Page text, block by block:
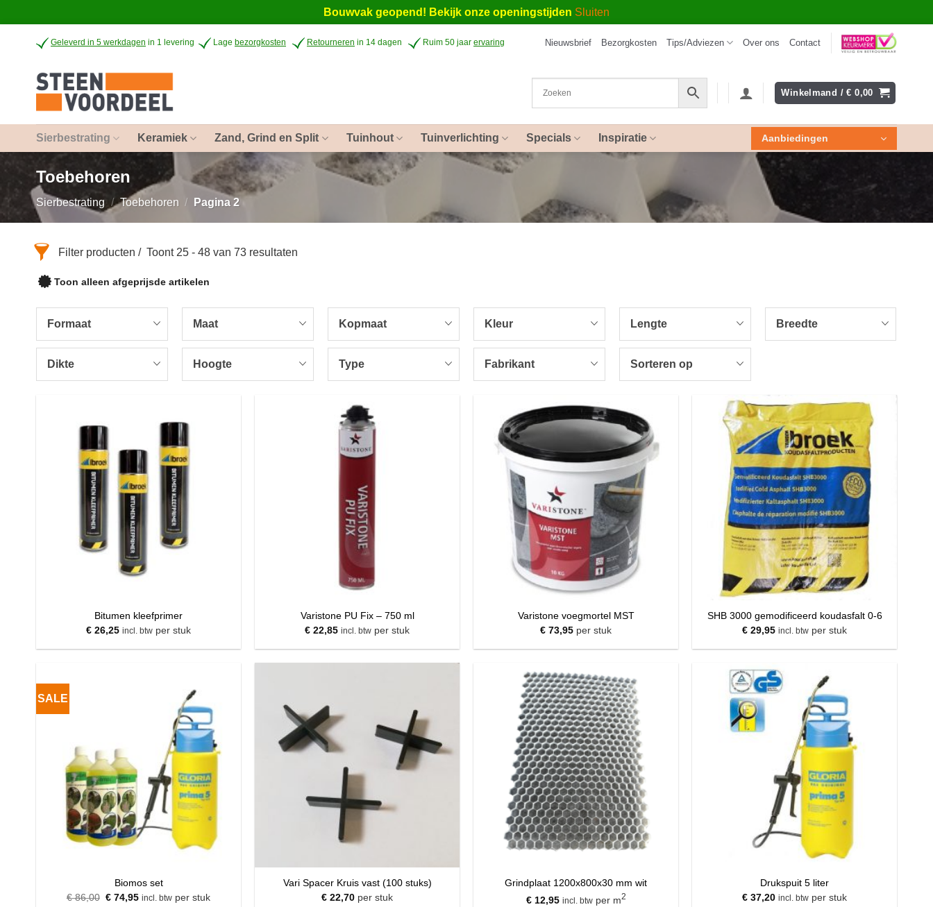
Bouwvak geopend! Bekijk onze openingstijden Sluiten
Geleverd in 5 werkdagen in 1 levering Lage bezorgkosten Retourneren in 14 dagen Ruim 50 jaar ervaring Nieuwsbrief Bezorgkosten Tips/Adviezen Over ons Contact
Winkelmand /€ 0,00
Sierbestrating Keramiek Zand, Grind en Split Tuinhout Tuinverlichting Specials Inspiratie Aanbiedingen
Toebehoren
Sierbestrating / Toebehoren / Pagina 2
Filter producten Toont 25 - 48 van 73 resultaten
Toon alleen afgeprijsde artikelen
Formaat Maat Kopmaat Kleur Lengte Breedte
Dikte Hoogte Type Fabrikant Sorteren op
Bitumen kleefprimer
€ 26,25 incl. btw per stuk
Varistone PU Fix – 750 ml
€ 22,85 incl. btw per stuk
Varistone voegmortel MST
€ 73,95 per stuk
SHB 3000 gemodificeerd koudasfalt 0-6
€ 29,95 incl. btw per stuk
SALE
Biomos set
€86,00 Oorspronkelijke
€ 74,95Huidige
incl. btw per stuk
Vari Spacer Kruis vast (100 stuks)
€ 22,70 per stuk
Grindplaat 1200x800x30 mm wit
€12,95 incl. btwper m2
Drukspuit 5 liter
€ 37,20 incl. btw per stuk